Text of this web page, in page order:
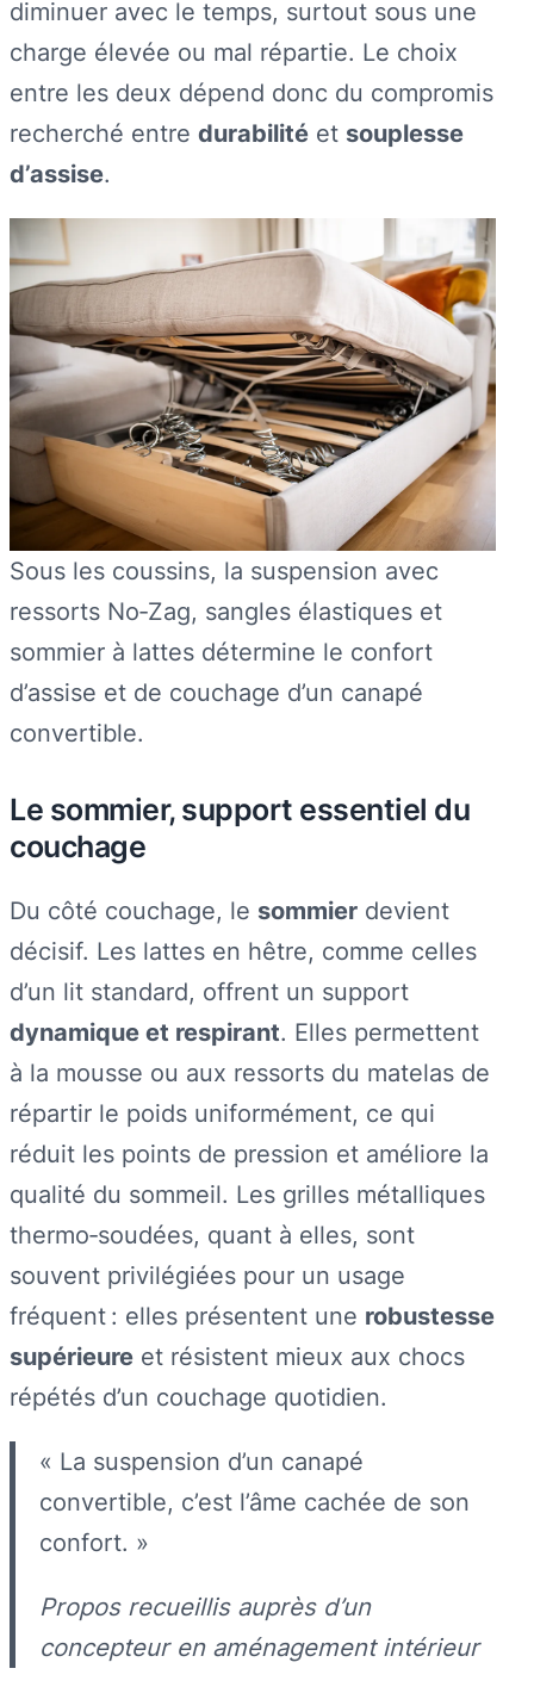
diminuer avec le temps, surtout sous une
charge élevée ou mal répartie. Le choix
entre les deux dépend donc du compromis
recherché entre durabilité et souplesse
d’assise.
Sous les coussins, la suspension avec
ressorts No‑Zag, sangles élastiques et
sommier à lattes détermine le confort
d’assise et de couchage d’un canapé
convertible.
Le sommier, support essentiel du
couchage
Du côté couchage, le sommier devient
décisif. Les lattes en hêtre, comme celles
d’un lit standard, offrent un support
dynamique et respirant. Elles permettent
à la mousse ou aux ressorts du matelas de
répartir le poids uniformément, ce qui
réduit les points de pression et améliore la
qualité du sommeil. Les grilles métalliques
thermo‑soudées, quant à elles, sont
souvent privilégiées pour un usage
fréquent : elles présentent une robustesse
supérieure et résistent mieux aux chocs
répétés d’un couchage quotidien.
« La suspension d’un canapé
convertible, c’est l’âme cachée de son
confort. »
Propos recueillis auprès d’un
concepteur en aménagement intérieur